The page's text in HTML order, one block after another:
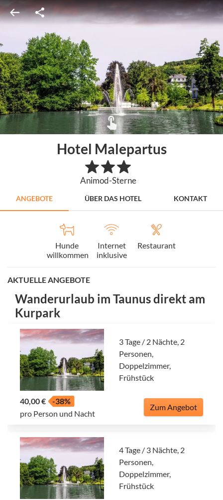
Hotel Malepartus
Animod-Sterne
ANGEBOTE ÜBER DAS HOTEL KONTAKT
Hunde
willkommen
Internet
inklusive
Restaurant
AKTUELLE ANGEBOTE
Wanderurlaub im Taunus direkt am
Kurpark
3 Tage / 2 Nächte, 2
Personen,
Doppelzimmer,
Frühstück
40,00 €
-38%
pro Person und Nacht
Zum Angebot
4 Tage / 3 Nächte, 2
Personen,
Doppelzimmer,
Frühstück